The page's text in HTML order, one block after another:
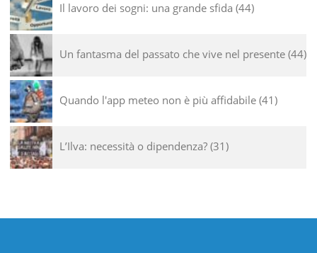
Il lavoro dei sogni: una grande sfida 44
Un fantasma del passato che vive nel presente 44
Quando l'app meteo non è più affidabile 41
L’Ilva: necessità o dipendenza? 31